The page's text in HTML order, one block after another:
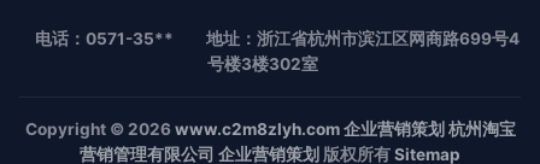
电话：0571-35**
地址：浙江省杭州市滨江区网商路699号4
号楼3楼302室
Copyright © 2026www.c2m8zlyh.com 企业营销策划 杭州淘宝
营销管理有限公司 企业营销策划 版权所有Sitemap